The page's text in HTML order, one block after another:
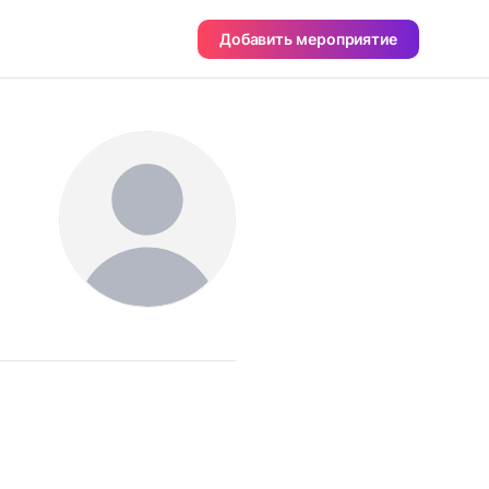
Добавить мероприятие